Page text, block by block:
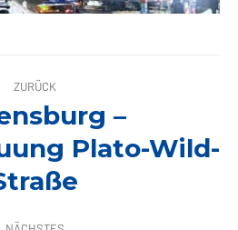
ZURÜCK
Vorheriges
Album:
–
Plato-Wild-